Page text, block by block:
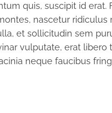
quis, suscipit id erat.
nascetur ridiculus
et sollicitudin sem
vulputate, erat
neque faucibus